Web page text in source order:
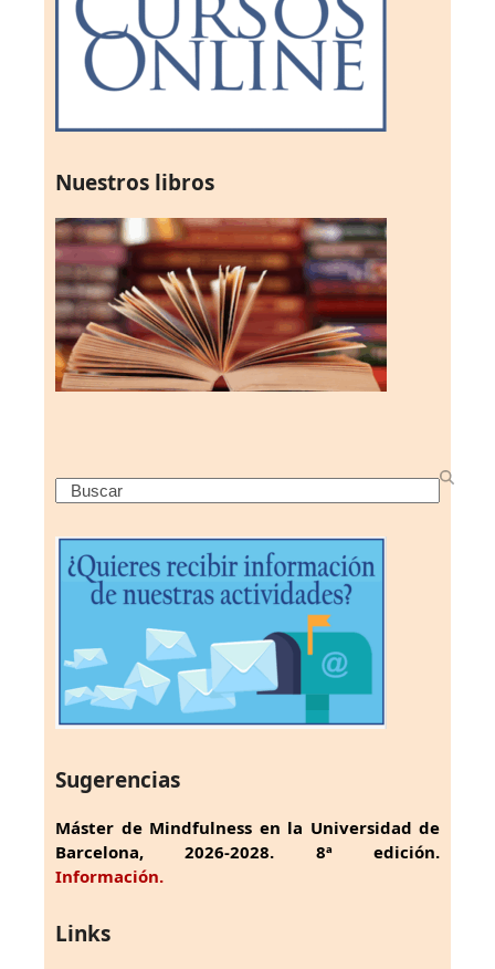
Nuestros libros
Search
Sugerencias
Máster de Mindfulness en la Universidad de
Barcelona, 2026-2028. 8ª edición.
Información.
Links